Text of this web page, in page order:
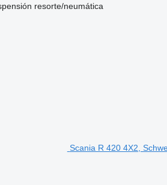
resorte/neumática
Scania R 420 4X2,